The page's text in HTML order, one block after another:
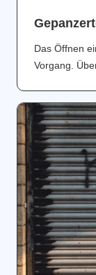
Das Öffnen
Vorgang.